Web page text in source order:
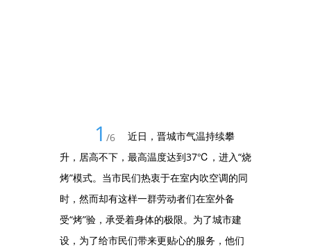
1 /6
近日，晋城市气温持续攀
升，居高不下，最高温度达到37℃，进入“烧
烤”模式。当市民们热衷于在室内吹空调的同
时，然而却有这样一群劳动者们在室外备
受“烤”验，承受着身体的极限。为了城市建
设，为了给市民们带来更贴心的服务，他们